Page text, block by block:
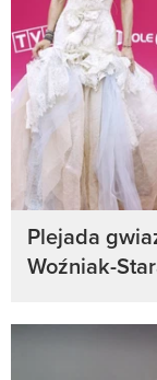
Plejada
Woźniak-